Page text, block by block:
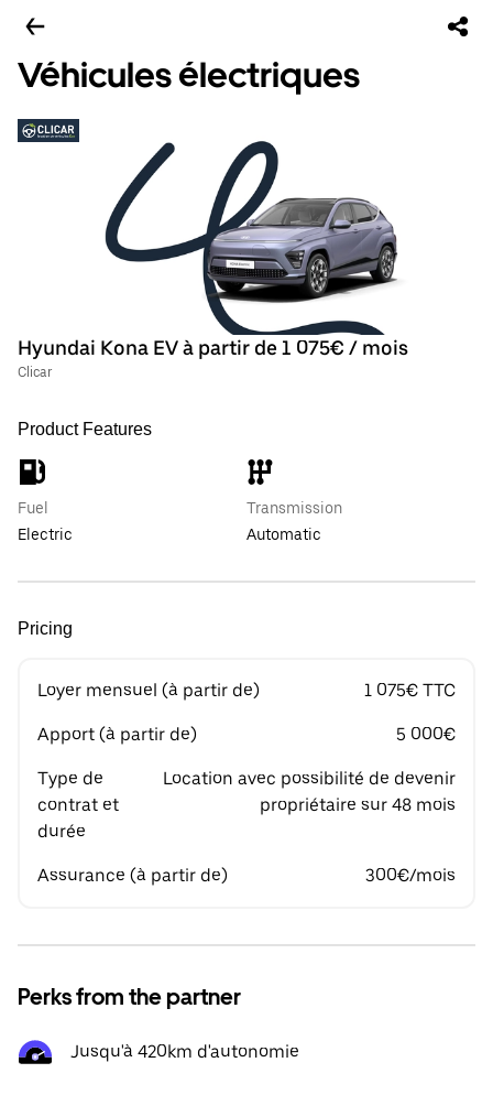
Véhicules électriques
Hyundai Kona EV à partir de 1 075€ / mois
Clicar
Product Features
Fuel
Electric
Transmission
Automatic
Pricing
Loyer mensuel (à partir de) 1 075€ TTC
Apport (à partir de) 5 000€
Type de
contrat et
durée
Location avec possibilité de devenir
propriétaire sur 48 mois
Assurance (à partir de) 300€/mois
Perks from the partner
Jusqu'à 420km d'autonomie